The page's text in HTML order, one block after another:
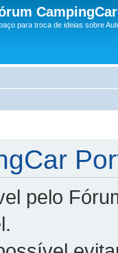
para troca de ideias sobre
pelo